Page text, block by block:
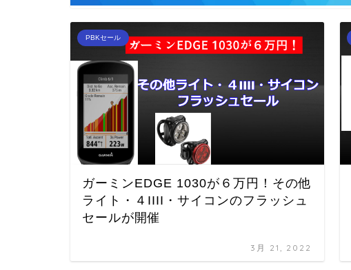
PBKセール
ガーミンEDGE 1030が６万円！その他
ライト・４IIII・サイコンのフラッシュ
セールが開催
3月 21, 2022